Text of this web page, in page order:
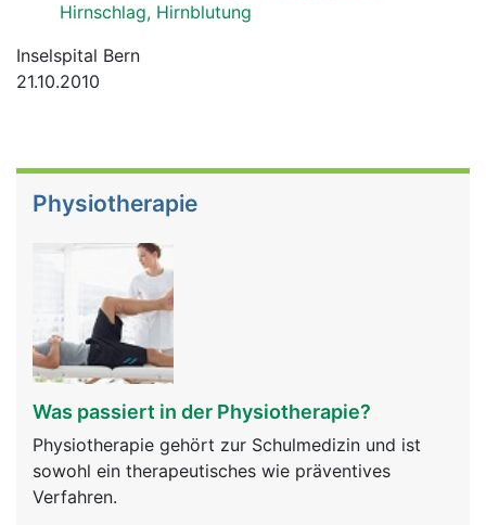
Hirnschlag, Hirnblutung
Inselspital Bern
21.10.2010
Physiotherapie
Was passiert in der Physiotherapie?
Physiotherapie gehört zur Schulmedizin und ist
sowohl ein therapeutisches wie präventives
Verfahren.